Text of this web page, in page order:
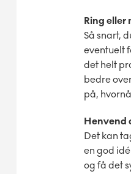
Ring eller
Så snart,
eventuelt
det helt
bedre
på,
Henvend
Det kan
en god
og få det